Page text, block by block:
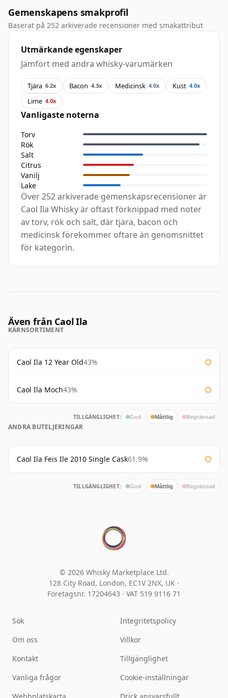
Gemenskapens smakprofil
Baserat på 252 arkiverade recensioner med smakattribut
Utmärkande egenskaper
Jämfört med andra whisky-varumärken
Tjära 6.2x Bacon 4.3x Medicinsk 4.0x Kust 4.0x
Lime 4.0x
Vanligaste noterna
Torv
Rök
Salt
Citrus
Vanilj
Lake
Över 252 arkiverade gemenskapsrecensioner är
Caol Ila Whisky är oftast förknippad med noter
av torv, rök och salt, där tjära, bacon och
medicinsk förekommer oftare än genomsnittet
för kategorin.
Även från Caol Ila
KÄRNSORTIMENT
Caol Ila 12 Year Old43%
Caol Ila Moch43%
TILLGÄNGLIGHET: God Måttlig Begränsad
ANDRA BUTELJERINGAR
Caol Ila Feis Ile 2010 Single Cask61.9%
TILLGÄNGLIGHET: God Måttlig Begränsad
© 2026 Whisky Marketplace Ltd.
128 City Road, London, EC1V 2NX, UK ·
Företagsnr. 17204643 · VAT 519 9116 71
Sök
Om oss
Kontakt
Vanliga frågor
Integritetspolicy
Villkor
Tillgänglighet
Cookie-inställningar